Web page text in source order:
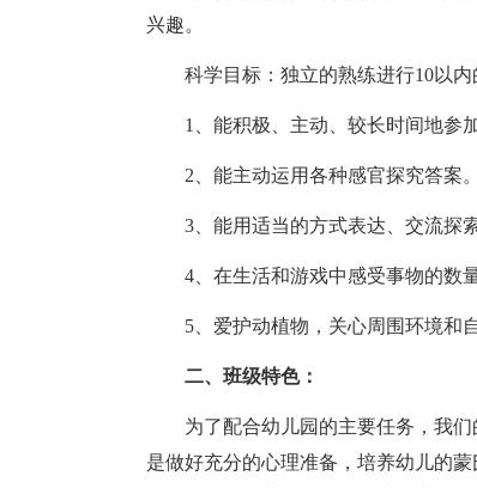
兴趣。
科学目标：独立的熟练进行10以
1、能积极、主动、较长时间地参
2、能主动运用各种感官探究答案。
3、能用适当的方式表达、交流探
4、在生活和游戏中感受事物的数
5、爱护动植物，关心周围环境和
二、班级特色：
为了配合幼儿园的主要任务，我
是做好充分的心理准备，培养幼儿的